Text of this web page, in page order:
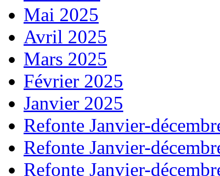
Mai 2025
Avril 2025
Mars 2025
Février 2025
Janvier 2025
Refonte Janvier-
Refonte Janvier-
Refonte Janvier-